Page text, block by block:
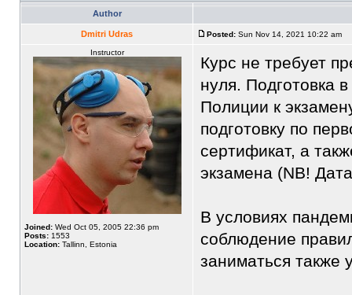
Author
Dmitri Udras Posted: Sun Nov 14, 2021 10:22 am
Instructor
Joined: Wed Oct 05, 2005 22:36 pm
Posts: 1553
Location: Tallinn, Estonia
Курс не требует
нуля. Подготовка
Полиции к
подготовку по
сертификат, а
экзамена (NB!
В условиях
соблюдение
заниматься также